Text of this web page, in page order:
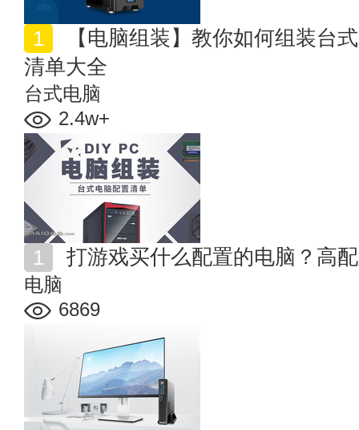
清单大全
台式电脑
2.4w+
打游戏买什么配置的电脑？高
电脑
6869